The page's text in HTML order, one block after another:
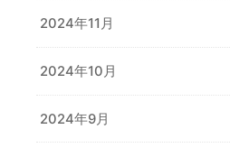
2024年11月
2024年10月
2024年9月